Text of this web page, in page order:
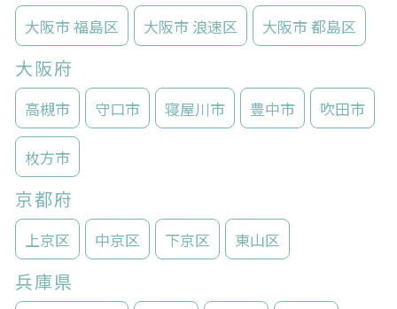
大阪市 福島区 大阪市 浪速区 大阪市 都島区
大阪府
高槻市 守口市 寝屋川市 豊中市 吹田市
枚方市
京都府
上京区 中京区 下京区 東山区
兵庫県